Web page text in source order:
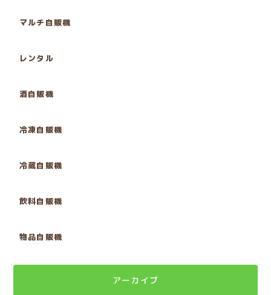
マルチ自販機
レンタル
酒自販機
冷凍自販機
冷蔵自販機
飲料自販機
物品自販機
アーカイブ